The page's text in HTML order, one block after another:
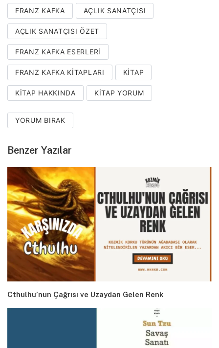
FRANZ KAFKA AÇLIK SANATÇISI
AÇLIK SANATÇISI ÖZET
FRANZ KAFKA ESERLERI
FRANZ KAFKA KITAPLARI KITAP
KITAP HAKKINDA KITAP YORUM
YORUM BIRAK
Benzer Yazılar
Cthulhu’nun Çağrısı ve Uzaydan Gelen Renk